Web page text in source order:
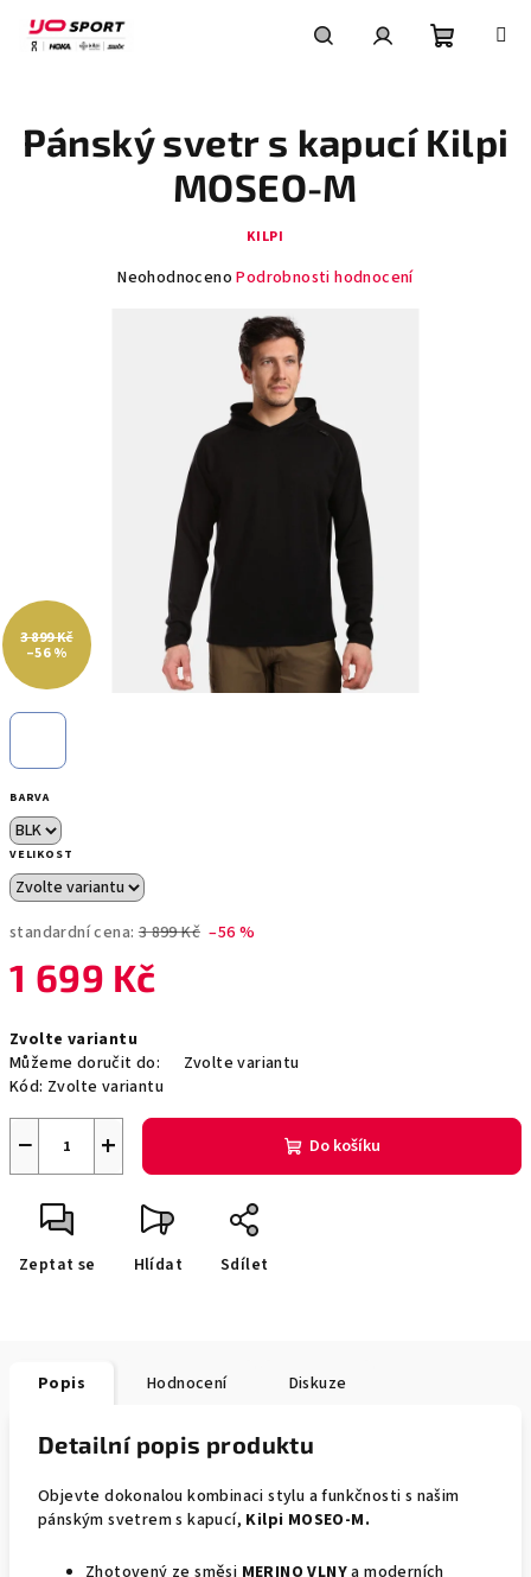
obsah
košík
BARVA
VELIKOST
standardní cena: 3 899 Kč –56 %
1 699 Kč
cena:
Zvolte variantu
Můžeme doručit do:
Zvolte variantu
Kód: Zvolte variantu
+
− Do košíku
Zeptat se Hlídat Sdílet
Pánský svetr s kapucí Kilpi
MOSEO-M
KILPI
Průměrné
hvězdiček.
Neohodnoceno Podrobnosti hodnocení
3 899 Kč
–56 %
Popis Hodnocení Diskuze
Detailní popis produktu
Objevte dokonalou kombinaci stylu a funkčnosti s našim
pánským svetrem s kapucí, Kilpi MOSEO-M.
Zhotovený ze směsi MERINO VLNYa moderních